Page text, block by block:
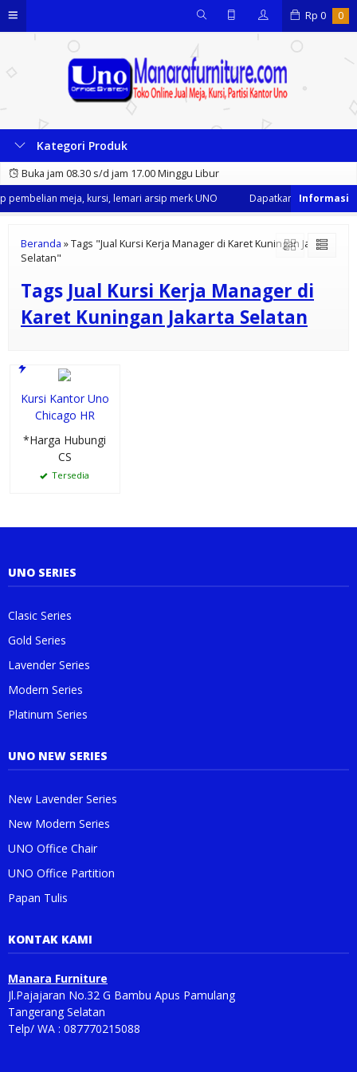
Rp 0 0
Kategori Produk
Buka jam 08.30 s/d jam 17.00 Minggu Libur
meja, kursi, lemari arsip merk UNO
Dapatkan Diskon 35%
Beranda »Tags "Jual Kursi Kerja Manager di Karet Kuningan Jakarta
Selatan"
Tags Jual Kursi Kerja Manager di
Karet Kuningan Jakarta Selatan
Kursi Kantor Uno
Chicago HR
*Harga Hubungi
CS
Tersedia
UNO SERIES
Clasic Series
Gold Series
Lavender Series
Modern Series
Platinum Series
UNO NEW SERIES
New Lavender Series
New Modern Series
UNO Office Chair
UNO Office Partition
Papan Tulis
KONTAK KAMI
Manara Furniture
Jl.Pajajaran No.32 G Bambu Apus Pamulang
Tangerang Selatan
Telp/ WA : 087770215088